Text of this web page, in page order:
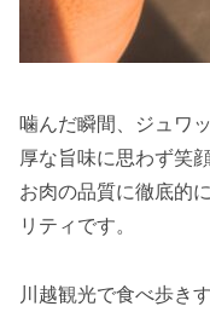
噛んだ瞬間、ジュワ
厚な旨味に思わず笑
お肉の品質に徹底的
リティです。
川越観光で食べ歩き